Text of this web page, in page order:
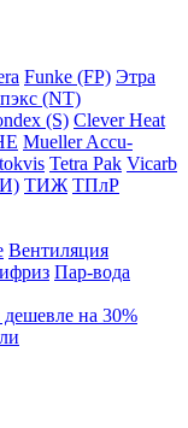
Funke (FP) Этра
(NT)
(S) Clever Heat
Mueller Accu-
Tetra Pak Vicarb
ТИЖ ТПлР
Вентиляция
Пар-вода
на 30%